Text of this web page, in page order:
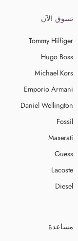
تسوق الآن
Tommy Hilfiger
Hugo Boss
Michael Kors
Emporio Armani
Daniel Wellington
Fossil
Maserati
Guess
Lacoste
Diesel
مساعدة